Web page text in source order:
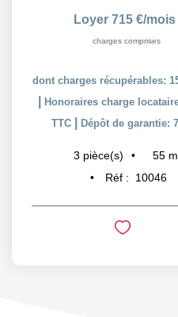
Loyer 715 €/mois
charges comprises
dont charges récupérables:
Honoraires charge
TTC
Dépôt de garantie:
3 pièce(s) 55
Réf :
10046